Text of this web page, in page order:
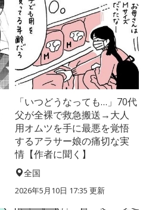
「いつどうなっても…」70代
父が全裸で救急搬送→大人
用オムツを手に最悪を覚悟
するアラサー娘の痛切な実
情【作者に聞く】
全国
2026年5月10日 17:35 更新